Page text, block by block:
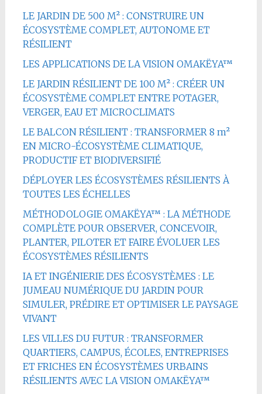
LE JARDIN DE 500 M² : CONSTRUIRE UN
ÉCOSYSTÈME COMPLET, AUTONOME ET
RÉSILIENT
LES APPLICATIONS DE LA VISION OMAKËYA™
LE JARDIN RÉSILIENT DE 100 M² : CRÉER UN
ÉCOSYSTÈME COMPLET ENTRE POTAGER,
VERGER, EAU ET MICROCLIMATS
LE BALCON RÉSILIENT : TRANSFORMER 8 m²
EN MICRO-ÉCOSYSTÈME CLIMATIQUE,
PRODUCTIF ET BIODIVERSIFIÉ
DÉPLOYER LES ÉCOSYSTÈMES RÉSILIENTS À
TOUTES LES ÉCHELLES
MÉTHODOLOGIE OMAKËYA™ : LA MÉTHODE
COMPLÈTE POUR OBSERVER, CONCEVOIR,
PLANTER, PILOTER ET FAIRE ÉVOLUER LES
ÉCOSYSTÈMES RÉSILIENTS
IA ET INGÉNIERIE DES ÉCOSYSTÈMES : LE
JUMEAU NUMÉRIQUE DU JARDIN POUR
SIMULER, PRÉDIRE ET OPTIMISER LE PAYSAGE
VIVANT
LES VILLES DU FUTUR : TRANSFORMER
QUARTIERS, CAMPUS, ÉCOLES, ENTREPRISES
ET FRICHES EN ÉCOSYSTÈMES URBAINS
RÉSILIENTS AVEC LA VISION OMAKËYA™